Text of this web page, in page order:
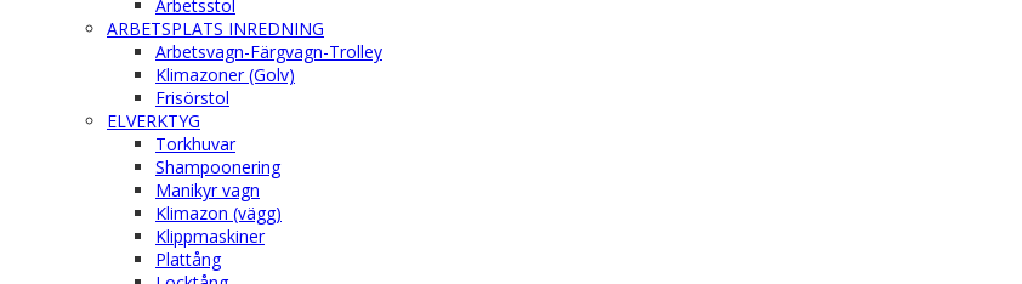
Arbetsstol
ARBETSPLATS INREDNING
Arbetsvagn-Färgvagn-Trolley
Klimazoner (Golv)
Frisörstol
ELVERKTYG
Torkhuvar
Shampoonering
Manikyr vagn
Klimazon (vägg)
Klippmaskiner
Plattång